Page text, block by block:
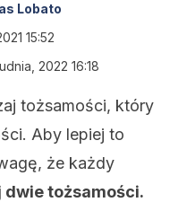
Lobato
15:52
2022 16:18
tożsamości, który
Aby lepiej to
że każdy
dwie tożsamości.